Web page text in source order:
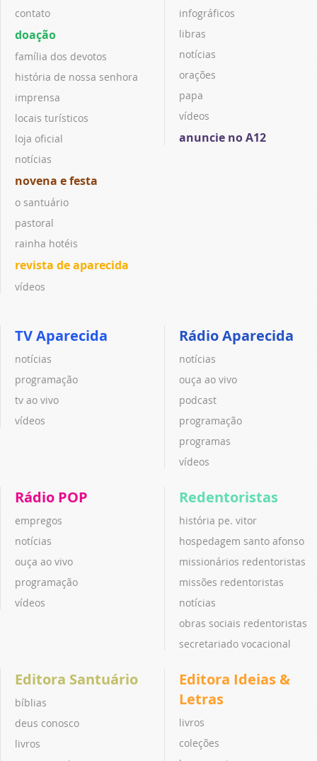
contato
doação
família dos devotos
história de nossa senhora
imprensa
locais turísticos
loja oficial
notícias
novena e festa
o santuário
pastoral
rainha hotéis
revista de aparecida
vídeos
infográficos
libras
notícias
orações
papa
vídeos
anuncie no A12
TV Aparecida
notícias
programação
tv ao vivo
vídeos
Rádio Aparecida
notícias
ouça ao vivo
podcast
programação
programas
vídeos
Rádio POP
empregos
notícias
ouça ao vivo
programação
vídeos
Redentoristas
história pe. vitor
hospedagem santo afonso
missionários redentoristas
missões redentoristas
notícias
obras sociais redentoristas
secretariado vocacional
Editora Santuário
bíblias
deus conosco
livros
Editora Ideias &
Letras
livros
coleções